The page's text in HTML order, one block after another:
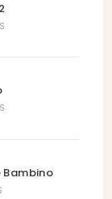
Bambino